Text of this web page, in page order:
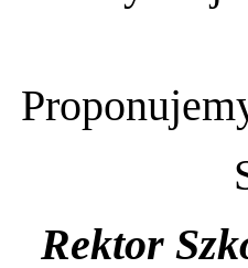
Rektor